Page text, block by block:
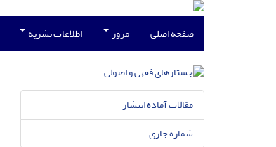
صفحه اصلی مرور اطلاعات نشریه
مقالات آماده انتشار
شماره جاری